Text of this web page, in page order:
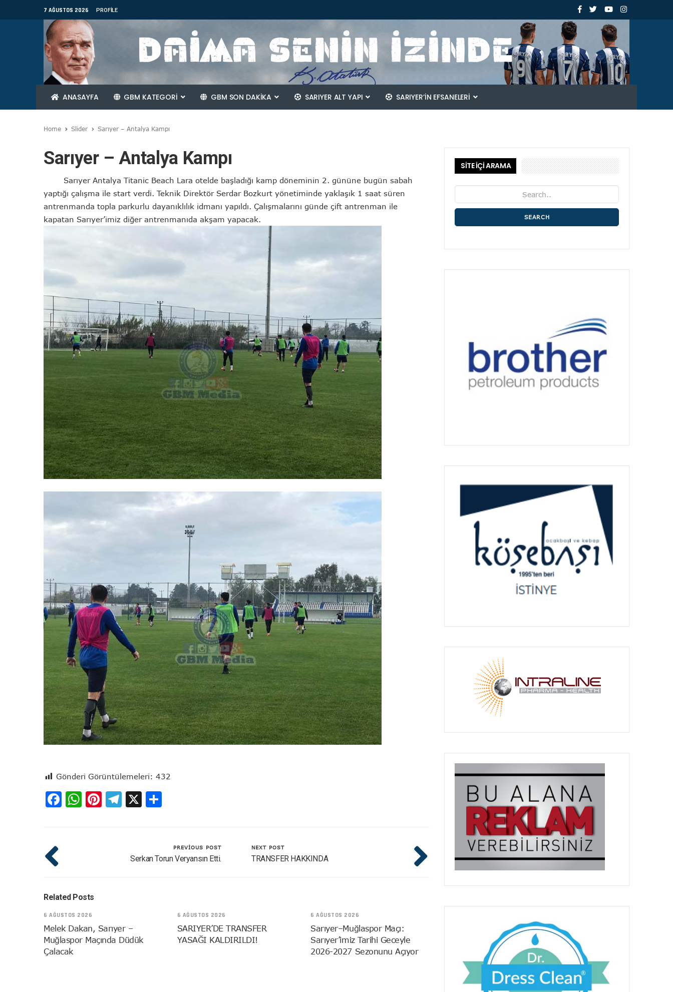
7 AĞUSTOS 2026 PROFILE
ANASAYFA GBM KATEGORİ GBM SON DAKİKA SARIYER ALT YAPI SARIYER’IN EFSANELERI
Home Slider Sarıyer – Antalya Kampı
Sarıyer – Antalya Kampı
Sarıyer Antalya Titanic Beach Lara otelde başladığı kamp döneminin 2. gününe bugün sabah
yaptığı çalışma ile start verdi. Teknik Direktör Serdar Bozkurt yönetiminde yaklaşık 1 saat süren
antrenmanda topla parkurlu dayanıklılık idmanı yapıldı. Çalışmalarını günde çift antrenman ile
kapatan Sarıyer’imiz diğer antrenmanıda akşam yapacak.
Gönderi Görüntülemeleri: 432
Facebook
WhatsApp
Pinterest
Telegram
X
PREVIOUS POST
Serkan Torun Veryansın Etti.
NEXT POST
TRANSFER HAKKINDA
Related Posts
6 AĞUSTOS 2026
Melek Dakan, Sarıyer –
Muğlaspor Maçında Düdük
Çalacak
6 AĞUSTOS 2026
SARIYER’DE TRANSFER
YASAĞI KALDIRILDI!
6 AĞUSTOS 2026
Sarıyer–Muğlaspor Maçı:
Sarıyer’imiz Tarihi Geceyle
2026-2027 Sezonunu Açıyor
SİTE İÇİ ARAMA
SEARCH